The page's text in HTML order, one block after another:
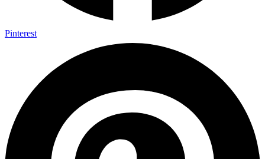
Pinterest